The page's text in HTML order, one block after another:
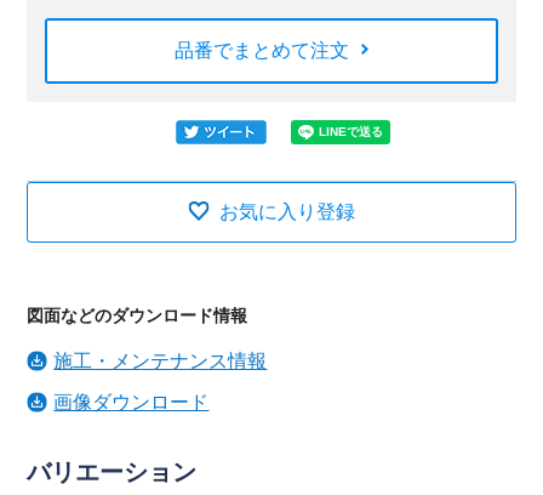
品番でまとめて注文
お気に入り登録
図面などのダウンロード情報
施工・メンテナンス情報
画像ダウンロード
バリエーション